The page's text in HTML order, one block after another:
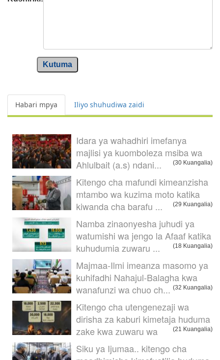
Kutuma
Habari mpya Iliyo shuhudiwa zaidi
Idara ya wahadhiri imefanya
majlisi ya kuomboleza msiba wa
Ahlulbait (a.s) ndani...
(30 Kuangalia)
Kitengo cha mafundi kimeanzisha
mtambo wa kuzima moto katika
kiwanda cha barafu ...
(29 Kuangalia)
Namba zinaonyesha juhudi ya
watumishi wa jengo la Afaaf katika
kuhudumia zuwaru ...
(18 Kuangalia)
Majmaa-Ilmi imeanza masomo ya
kuhifadhi Nahajul-Balagha kwa
wanafunzi wa chuo ch... (32 Kuangalia)
Kitengo cha utengenezaji wa
dirisha za kaburi kimetaja huduma
zake kwa zuwaru wa
(21 Kuangalia)
Siku ya Ijumaa.. kitengo cha